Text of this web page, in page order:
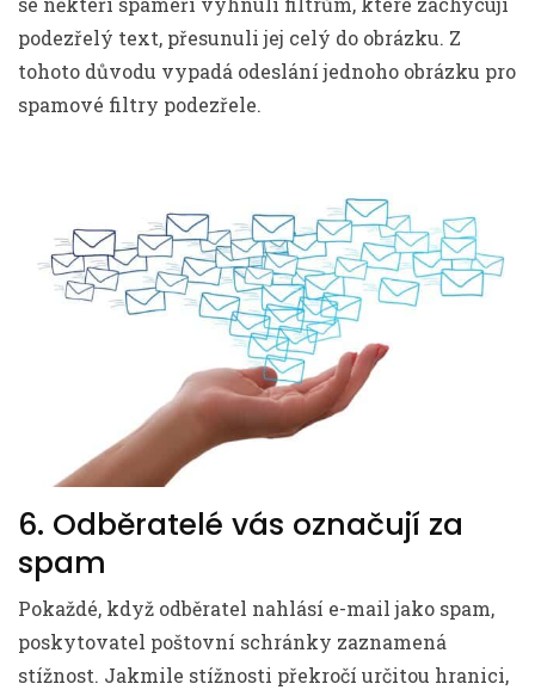
podezřelý text, přesunuli jej celý do obrázku. Z
tohoto důvodu vypadá odeslání jednoho obrázku pro
spamové filtry podezřele.
6. Odběratelé vás označují za
spam
Pokaždé, když odběratel nahlásí e-mail jako spam,
poskytovatel poštovní schránky zaznamená
stížnost. Jakmile stížnosti překročí určitou hranici,